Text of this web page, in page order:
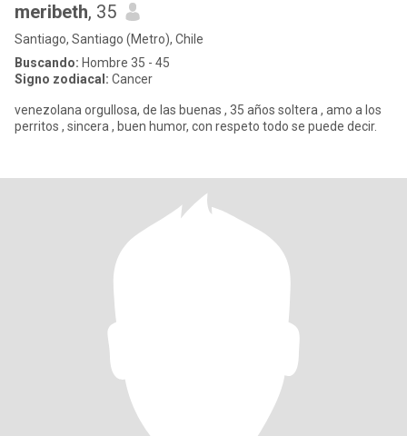
meribeth, 35
Santiago, Santiago (Metro), Chile
Buscando: Hombre 35 - 45
Signo zodiacal: Cancer
venezolana orgullosa, de las buenas , 35 años soltera , amo a los
perritos , sincera , buen humor, con respeto todo se puede decir.